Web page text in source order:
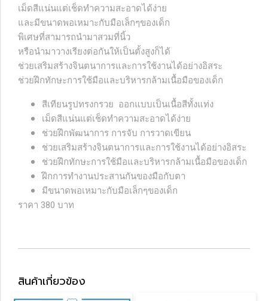
เม็ดสีแน่นแต่เช็ดทำความสะอาดได้ง่าย
และมีขนาดพอเหมาะกับมือเล็กๆของเด็ก
พิเศษที่สามารถนำมาสวมที่นิ้ว
หรือนำมาวางเรียงต่อกันให้เป็นตั้งสูงก็ได้
ช่วยเสริมสร้างจินตนาการและการใช้งานได้อย่างอิสระ
ช่วยฝึกทักษะการใช้มือและบริหารกล้ามเนื้อมือของเด็ก
สีเทียนรูปทรงกรวย ออกแบบเป็นเนื้อสีทั้งแท่ง
เม็ดสีแน่นแต่เช็ดทำความสะอาดได้ง่าย
ช่วยฝึกพัฒนาการ การจับ การวาดเขียน
ช่วยเสริมสร้างจินตนาการและการใช้งานได้อย่างอิสระ
ช่วยฝึกทักษะการใช้มือและบริหารกล้ามเนื้อมือของเด็ก
ฝึกการทำงานประสานกันของมือกับตา
มีขนาดพอเหมาะกับมือเล็กๆของเด็ก
ราคา 380 บาท
สินค้าเกี่ยวข้อง